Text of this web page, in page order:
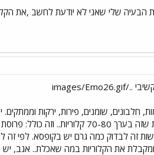
חלבונים, שומנים, פירות, ירקות
את הקלוריות במה שאכלת.. אגב, יש